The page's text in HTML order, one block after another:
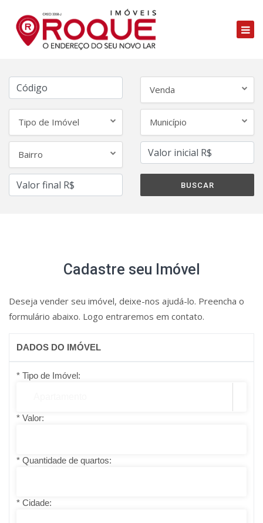
Venda
Tipo de Imóvel Município
Bairro
Cadastre seu Imóvel
Deseja vender seu imóvel, deixe-nos ajudá-lo. Preencha o
formulário abaixo. Logo entraremos em contato.
DADOS DO IMÓVEL
* Tipo de Imóvel:
* Valor:
* Quantidade de quartos:
* Cidade: